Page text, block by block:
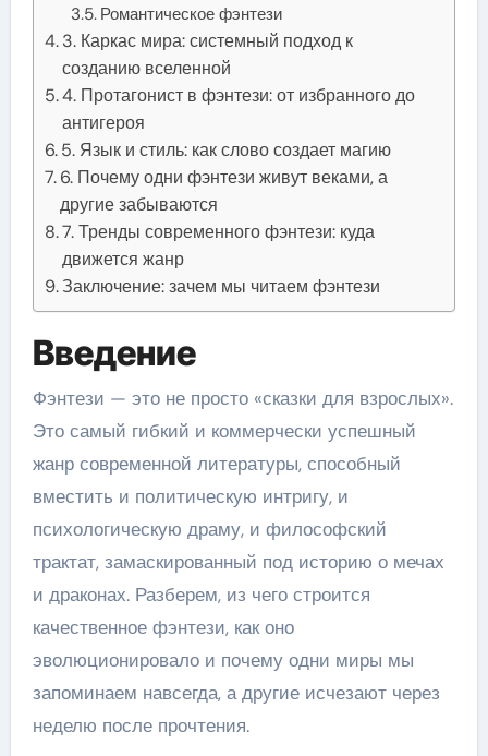
Романтическое фэнтези
3. Каркас мира: системный подход к
созданию вселенной
4. Протагонист в фэнтези: от избранного до
антигероя
5. Язык и стиль: как слово создает магию
6. Почему одни фэнтези живут веками, а
другие забываются
7. Тренды современного фэнтези: куда
движется жанр
Заключение: зачем мы читаем фэнтези
Введение
Фэнтези — это не просто «сказки для взрослых».
Это самый гибкий и коммерчески успешный
жанр современной литературы, способный
вместить и политическую интригу, и
психологическую драму, и философский
трактат, замаскированный под историю о мечах
и драконах. Разберем, из чего строится
качественное фэнтези, как оно
эволюционировало и почему одни миры мы
запоминаем навсегда, а другие исчезают через
неделю после прочтения.